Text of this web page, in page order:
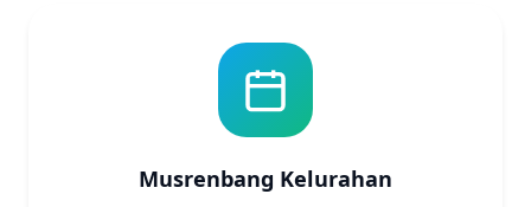
Musrenbang Kelurahan